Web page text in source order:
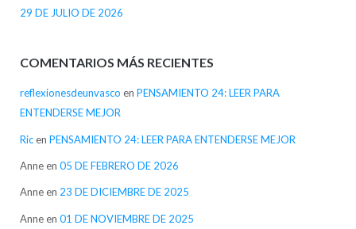
29 DE JULIO DE 2026
COMENTARIOS MÁS RECIENTES
reflexionesdeunvasco en PENSAMIENTO 24: LEER PARA
ENTENDERSE MEJOR
Ricen PENSAMIENTO 24: LEER PARA ENTENDERSE MEJOR
Anneen 05 DE FEBRERO DE 2026
Anneen 23 DE DICIEMBRE DE 2025
Anneen 01 DE NOVIEMBRE DE 2025